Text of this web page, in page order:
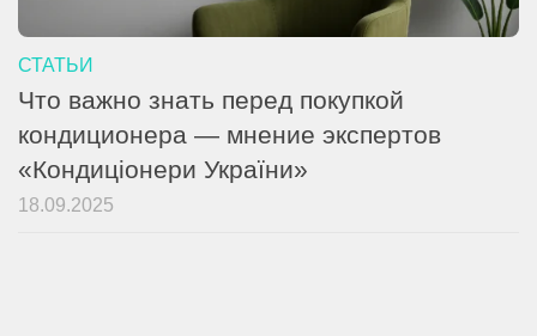
СТАТЬИ
Что важно знать перед покупкой
кондиционера — мнение экспертов
«Кондиціонери України»
18.09.2025